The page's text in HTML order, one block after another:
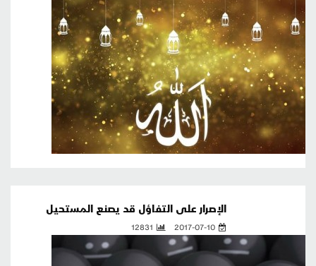
الإصرار على التفاؤل قد يصنع المستحيل
2017-07-10
12831